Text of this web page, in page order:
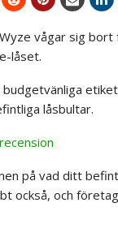
vågar sig bort
låset.
låsbultar.
på vad ditt
också, och